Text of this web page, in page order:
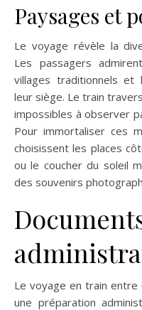
Paysages et
Le voyage révèle la
Les passagers
villages traditionnels et
leur siège. Le train
impossibles à observer
Pour immortaliser ces
choisissent les places
ou le coucher du soleil
des souvenirs
Le voyage en train entre
une préparation